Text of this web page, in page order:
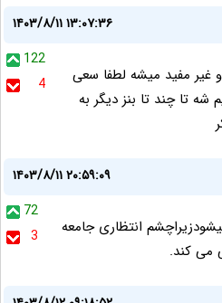
۱۴۰۳/۸/۱۱ ۱۳:۰۷:۳۶
122
4
غیر مفید میشه لطفا سعی
شه تا چند تا بنز دیگر به
۱۴۰۳/۸/۱۱ ۲۰:۵۹:۰۹
72
3
انتظاری جامعه
می کند.